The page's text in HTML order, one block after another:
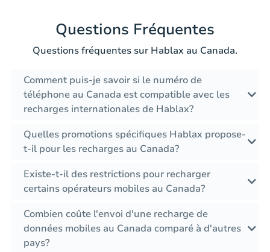
Questions Fréquentes
Questions fréquentes sur Hablax au Canada.
Comment puis-je savoir si le numéro de
téléphone au Canada est compatible avec les
recharges internationales de Hablax?
Quelles promotions spécifiques Hablax propose-
t-il pour les recharges au Canada?
Existe-t-il des restrictions pour recharger
certains opérateurs mobiles au Canada?
Combien coûte l'envoi d'une recharge de
données mobiles au Canada comparé à d'autres
pays?